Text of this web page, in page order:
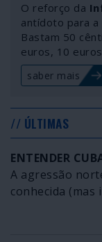
O reforço da
antídoto para a
Bastam 50
euros, 10
saber mais
// ÚLTIMAS
ENTENDER
A agressão
conhecida (mas